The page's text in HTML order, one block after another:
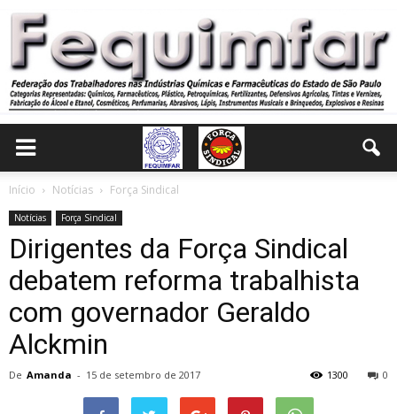
Início Notícias Força Sindical
Notícias Força Sindical
Dirigentes da Força Sindical
debatem reforma trabalhista
com governador Geraldo
Alckmin
De Amanda - 15 de setembro de 2017 0
1300